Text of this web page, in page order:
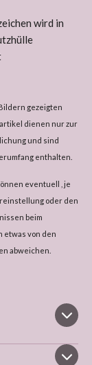
wird in
gezeigten
dienen nur zur
und sind
enthalten.
eventuell , je
oder den
beim
etwas von den
abweichen.